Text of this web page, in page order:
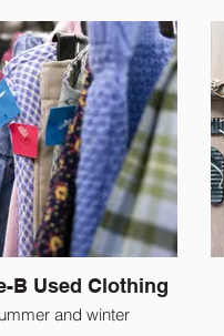
B Used Clothing
and winter